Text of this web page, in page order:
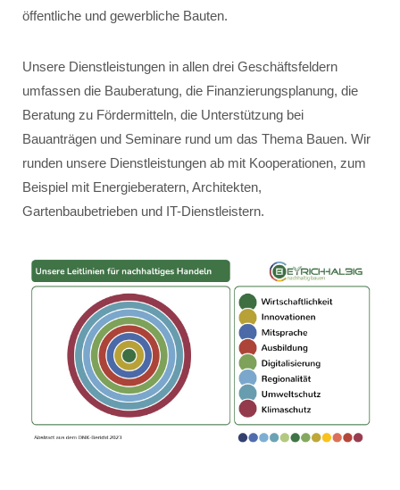
öffentliche und gewerbliche Bauten.
Unsere Dienstleistungen in allen drei Geschäftsfeldern
umfassen die Bauberatung, die Finanzierungsplanung, die
Beratung zu Fördermitteln, die Unterstützung bei
Bauanträgen und Seminare rund um das Thema Bauen. Wir
runden unsere Dienstleistungen ab mit Kooperationen, zum
Beispiel mit Energieberatern, Architekten,
Gartenbaubetrieben und IT-Dienstleistern.